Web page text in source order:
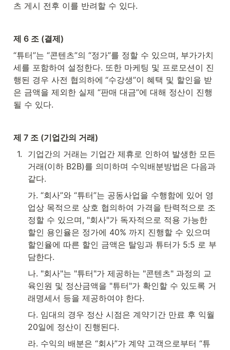
츠 게시 전후 이를 반려할 수 있다.
제 6 조 (결제)
“튜터”는 “콘텐츠”의 “정가”를 정할 수 있으며, 부가가치
세를 포함하여 설정한다. 또한 마케팅 및 프로모션이 진
행된 경우 사전 협의하에 “수강생”이 혜택 및 할인을 받
은 금액을 제외한 실제 “판매 대금”에 대해 정산이 진행
될 수 있다.
제 7 조 (기업간의 거래)
1.
기업간의 거래는 기업간 제휴로 인하여 발생한 모든
거래(이하 B2B)를 의미하며 수익배분방법은 다음과
같다.
가. “회사”와 “튜터”는 공동사업을 수행함에 있어 영
업상 목적으로 상호 협의하여 가격을 탄력적으로 조
정할 수 있으며, "회사"가 독자적으로 적용 가능한
할인율에 따른 할인 금액은 탈잉과 튜터가 5:5 로 부
담한다.
나. "회사"는 "튜터"가 제공하는 "콘텐츠" 과정의 교
육인원 및 정산금액을 "튜터"가 확인할 수 있도록 거
래명세서 등을 제공하여야 한다.
다. 임대의 경우 정산 시점은 계약기간 만료 후 익월
20일에 정산이 진행된다.
라. 수익의 배분은 “회사”가 계약 고객으로부터 “튜